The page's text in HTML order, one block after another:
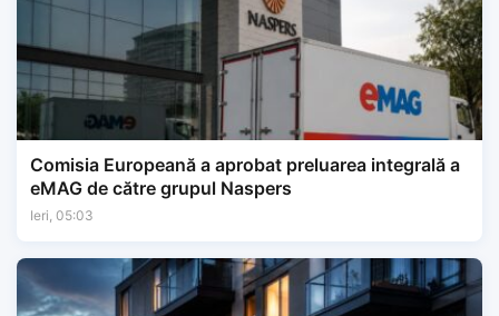
Comisia Europeană a aprobat preluarea integrală a
eMAG de către grupul Naspers
Ieri, 05:03